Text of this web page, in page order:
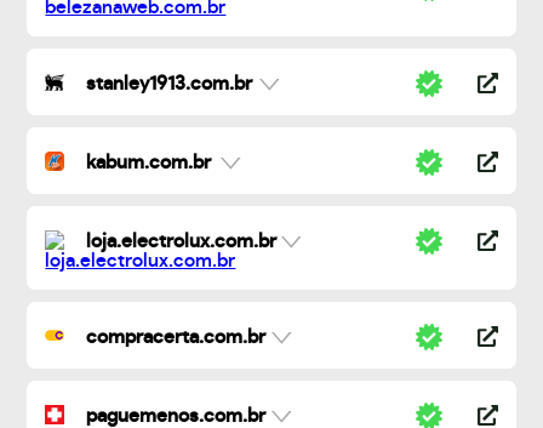
stanley1913.com.br
kabum.com.br
loja.electrolux.com.br
compracerta.com.br
paguemenos.com.br